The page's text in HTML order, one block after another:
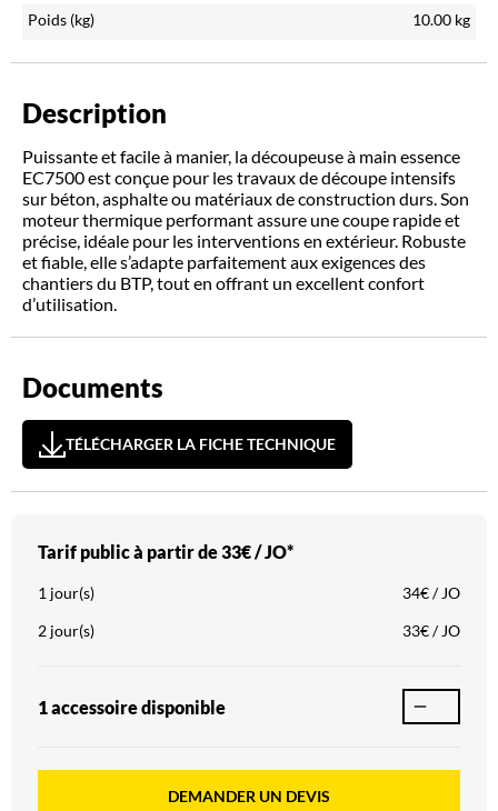
Poids (kg)
10.00 kg
Description
Puissante et facile à manier, la découpeuse à main essence
EC7500 est conçue pour les travaux de découpe intensifs
sur béton, asphalte ou matériaux de construction durs. Son
moteur thermique performant assure une coupe rapide et
précise, idéale pour les interventions en extérieur. Robuste
et fiable, elle s’adapte parfaitement aux exigences des
chantiers du BTP, tout en offrant un excellent confort
d’utilisation.
Documents
TÉLÉCHARGER LA FICHE TECHNIQUE
Tarif public à partir de33€ / JO*
1 jour(s)
34€ / JO
2 jour(s)
33€ / JO
1 accessoiredisponible
DEMANDER UN DEVIS